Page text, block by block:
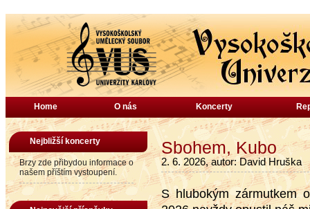
Home O nás Koncerty
Nejbližší koncerty
Brzy zde přibydou informace o
našem příštím vystoupení.
Sbohem, Kubo
2. 6. 2026, autor: David Hruška
S hlubokým zármutkem